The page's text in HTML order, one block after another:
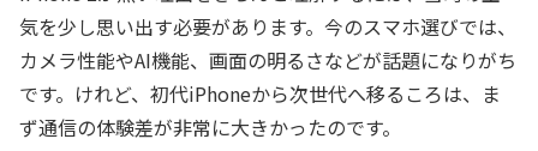
気を少し思い出す必要があります。今のスマホ選びでは、
カメラ性能やAI機能、画面の明るさなどが話題になりがち
です。けれど、初代iPhoneから次世代へ移るころは、ま
ず通信の体験差が非常に大きかったのです。